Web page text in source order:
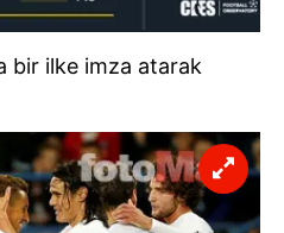
bir ilke imza atarak